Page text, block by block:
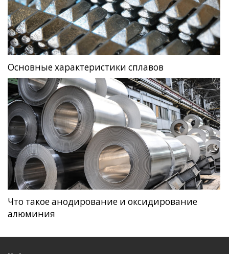
Основные характеристики сплавов
Что такое анодирование и оксидирование
алюминия